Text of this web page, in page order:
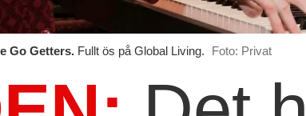
Go Getters. Fullt ös på Global Living. Foto: Privat